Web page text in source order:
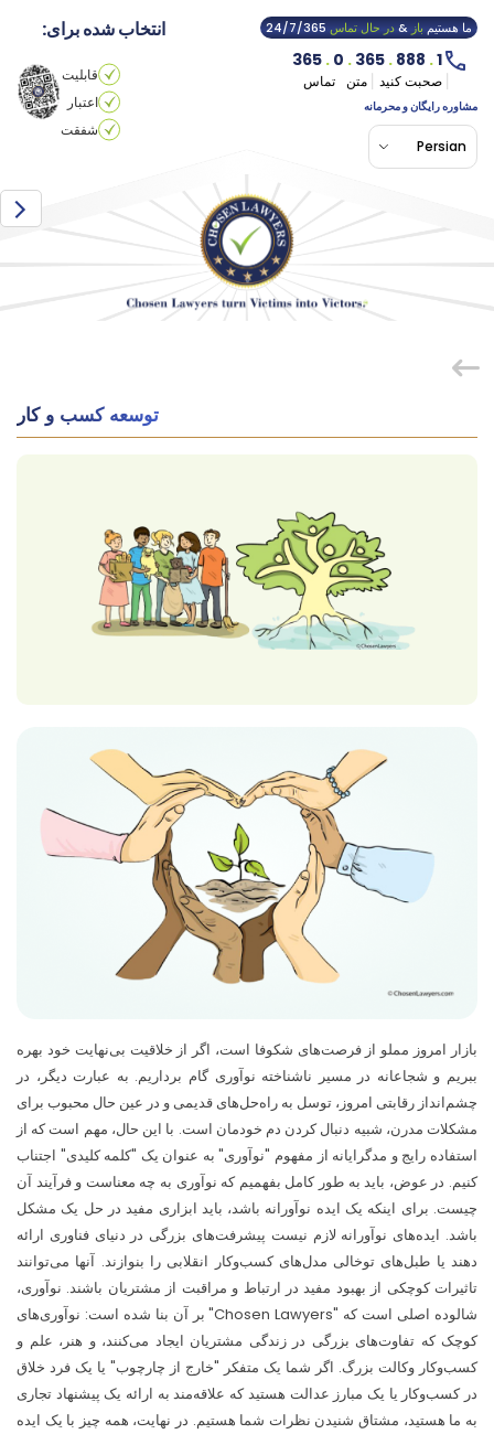
انتخاب شده برای:
قابلیت
اعتبار
شفقت
ما هستیمباز&در حال تماس24/7/365
1
.
.
.
.
صحبت کنید متن
تماس
مشاوره رایگان و محرمانه
Persian
توسعه کسب و کار
بازار امروز مملو از فرصت‌های شکوفا است، اگر از خلاقیت بی‌نهایت خود بهره
ببریم و شجاعانه در مسیر ناشناخته نوآوری گام برداریم. به عبارت دیگر، در
چشم‌انداز رقابتی امروز، توسل به راه‌حل‌های قدیمی و در عین حال محبوب برای
مشکلات مدرن، شبیه دنبال کردن دم خودمان است. با این حال، مهم است که از
استفاده رایج و مدگرایانه از مفهوم "نوآوری" به عنوان یک "کلمه کلیدی" اجتناب
کنیم. در عوض، باید به طور کامل بفهمیم که نوآوری به چه معناست و فرآیند آن
چیست. برای اینکه یک ایده نوآورانه باشد، باید ابزاری مفید در حل یک مشکل
باشد. ایده‌های نوآورانه لازم نیست پیشرفت‌های بزرگی در دنیای فناوری ارائه
دهند یا طبل‌های توخالی مدل‌های کسب‌وکار انقلابی را بنوازند. آنها می‌توانند
تاثیرات کوچکی از بهبود مفید در ارتباط و مراقبت از مشتریان باشند. نوآوری،
شالوده اصلی است که "Chosen Lawyers" بر آن بنا شده است: نوآوری‌های
کوچک که تفاوت‌های بزرگی در زندگی مشتریان ایجاد می‌کنند، و هنر، علم و
کسب‌وکار وکالت بزرگ. اگر شما یک متفکر "خارج از چارچوب" یا یک فرد خلاق
در کسب‌وکار یا یک مبارز عدالت هستید که علاقه‌مند به ارائه یک پیشنهاد تجاری
به ما هستید، مشتاق شنیدن نظرات شما هستیم. در نهایت، همه چیز با یک ایده